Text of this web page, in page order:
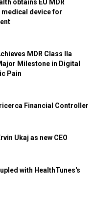
obtains EU MDR
device for
MDR Class IIa
Milestone in Digital
Pain
Financial Controller
Ukaj as new CEO
with HealthTunes's